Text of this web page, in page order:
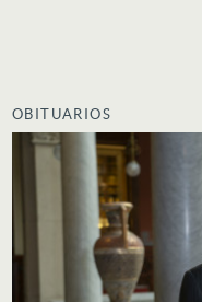
OBITUARIOS